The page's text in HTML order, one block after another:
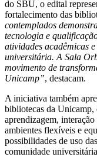
do SBU, o edital
fortalecimento das
contemplados
tecnologia e
atividades acadêmicas
universitária. A Sala
movimento de
Unicamp”, destacam.
A iniciativa também
bibliotecas da Unicamp,
aprendizagem,
ambientes flexíveis e
possibilidades de uso
comunidade